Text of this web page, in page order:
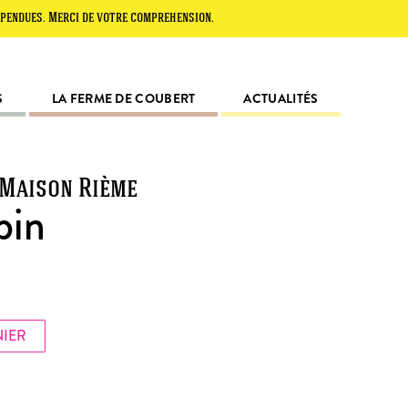
de votre compréhension.
LA FERME DE COUBERT ACTUALITÉS
Rième